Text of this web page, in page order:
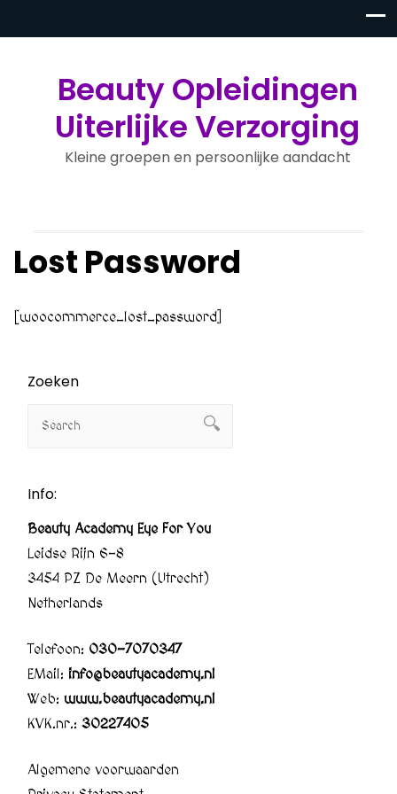
Beauty Opleidingen
Uiterlijke Verzorging
Kleine groepen en persoonlijke aandacht
Lost Password
[woocommerce_lost_password]
Zoeken
Info:
Beauty Academy Eye For You
Leidse Rijn 6-8
3454 PZ De Meern (Utrecht)
Netherlands
Telefoon: 030-7070347
EMail: info@beautyacademy.nl
Web: www.beautyacademy.nl
KVK.nr.: 30227405
Algemene voorwaarden